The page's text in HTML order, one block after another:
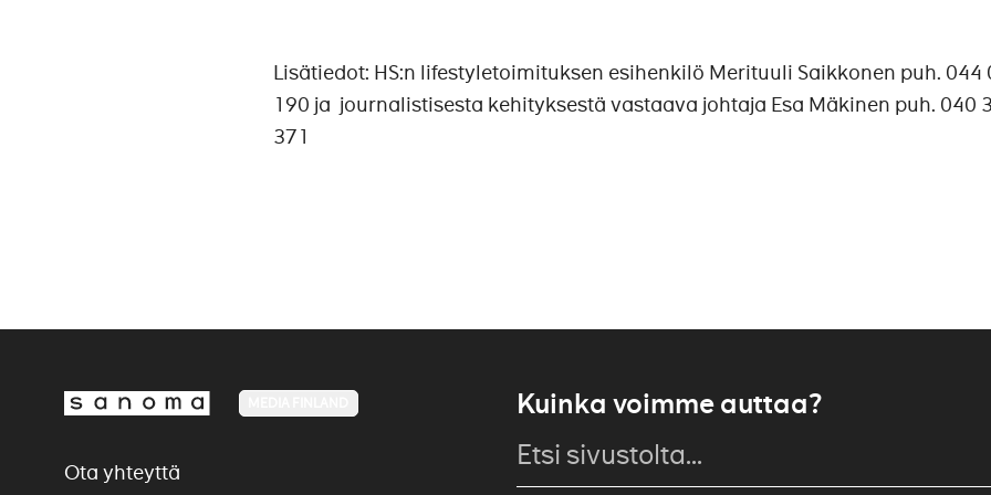
Lisätiedot: HS:n lifestyletoimituksen esihenkilö Merituuli Saikkonen puh. 044
190 ja journalistisesta kehityksestä vastaava johtaja Esa Mäkinen puh. 040
371
Kuinka voimme auttaa?
Ota yhteyttä